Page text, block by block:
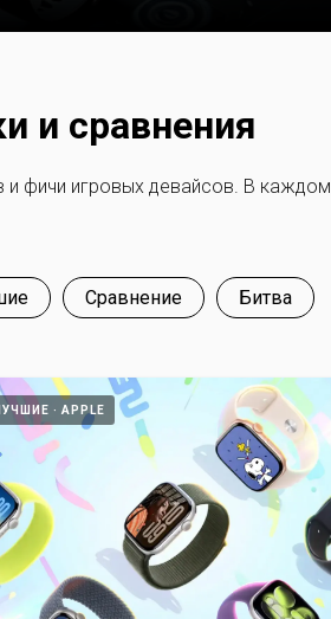
и сравнения
и фичи игровых девайсов. В каждом
Сравнение Битва
APPLE